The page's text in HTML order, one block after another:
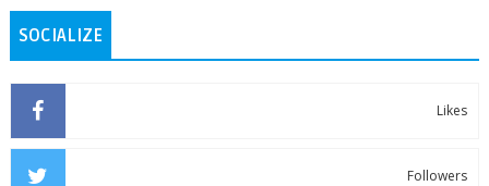
SOCIALIZE
Likes
Followers